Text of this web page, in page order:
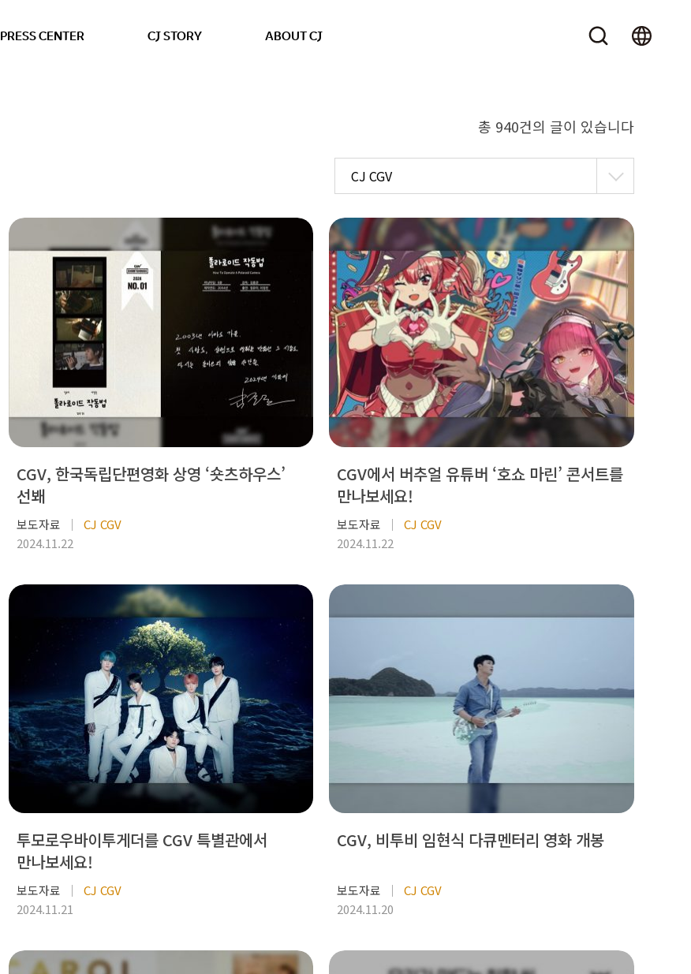
PRESS CENTER CJ STORY ABOUT CJ
총 940건의 글이 있습니다
CJ CGV
CGV, 한국독립단편영화 상영 ‘숏츠하우스’
선봬
보도자료
CJ CGV
2024.11.22
CGV에서 버추얼 유튜버 ‘호쇼 마린’ 콘서트를
만나보세요!
보도자료
CJ CGV
2024.11.22
투모로우바이투게더를 CGV 특별관에서
만나보세요!
보도자료
CJ CGV
2024.11.21
CGV, 비투비 임현식 다큐멘터리 영화 개봉
보도자료
CJ CGV
2024.11.20